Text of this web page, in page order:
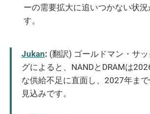
ーの需要拡大に追いつかない状
す。
Jukan: (翻訳) ゴールドマン・サ
グによると、NANDとDRAMは
な供給不足に直面し、2027年まで
見込みです。